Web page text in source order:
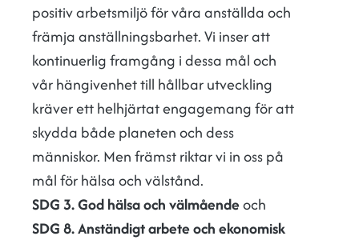
positiv arbetsmiljö för våra anställda och
främja anställningsbarhet. Vi inser att
kontinuerlig framgång i dessa mål och
vår hängivenhet till hållbar utveckling
kräver ett helhjärtat engagemang för att
skydda både planeten och dess
människor. Men främst riktar vi in oss på
mål för hälsa och välstånd.
SDG 3. God hälsa och välmåendeoch
SDG 8. Anständigt arbete och ekonomisk